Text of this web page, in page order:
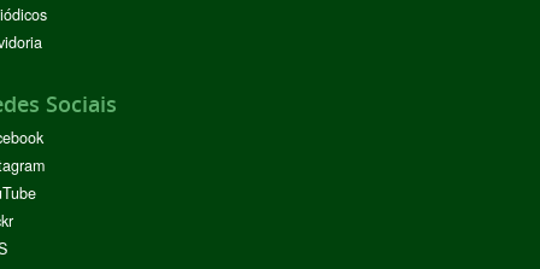
Sociais